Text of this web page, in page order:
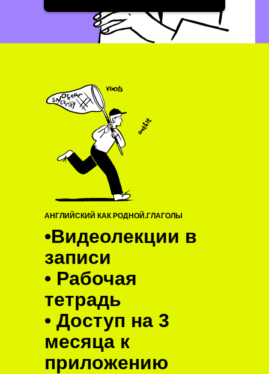
•Видеолекции в
записи
• Рабочая
тетрадь
• Доступ на 3
месяца к
приложению
АНГЛИЙСКИЙ КАК РОДНОЙ.ГЛАГОЛЫ